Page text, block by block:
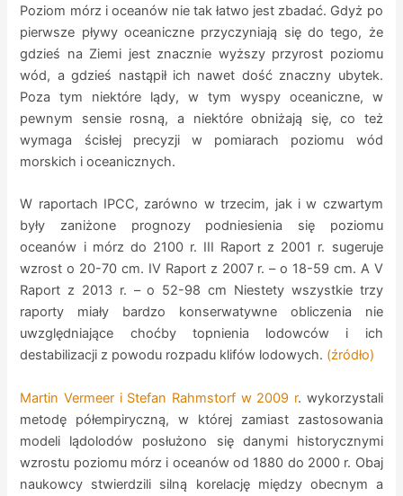
Poziom mórz i oceanów nie tak łatwo jest zbadać. Gdyż po
pierwsze pływy oceaniczne przyczyniają się do tego, że
gdzieś na Ziemi jest znacznie wyższy przyrost poziomu
wód, a gdzieś nastąpił ich nawet dość znaczny ubytek.
Poza tym niektóre lądy, w tym wyspy oceaniczne, w
pewnym sensie rosną, a niektóre obniżają się, co też
wymaga ścisłej precyzji w pomiarach poziomu wód
morskich i oceanicznych.
W raportach IPCC, zarówno w trzecim, jak i w czwartym
były zaniżone prognozy podniesienia się poziomu
oceanów i mórz do 2100 r. III Raport z 2001 r. sugeruje
wzrost o 20-70 cm. IV Raport z 2007 r. – o 18-59 cm. A V
Raport z 2013 r. – o 52-98 cm Niestety wszystkie trzy
raporty miały bardzo konserwatywne obliczenia nie
uwzględniające choćby topnienia lodowców i ich
destabilizacji z powodu rozpadu klifów lodowych. (źródło)
Martin Vermeer i Stefan Rahmstorf w 2009 r. wykorzystali
metodę półempiryczną, w której zamiast zastosowania
modeli lądolodów posłużono się danymi historycznymi
wzrostu poziomu mórz i oceanów od 1880 do 2000 r. Obaj
naukowcy stwierdzili silną korelację między obecnym a